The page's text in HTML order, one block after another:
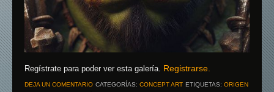
Regístrate para poder ver esta galería. Registrarse.
DEJA UN COMENTARIO CATEGORÍAS: CONCEPT ART ETIQUETAS: ORIGEN